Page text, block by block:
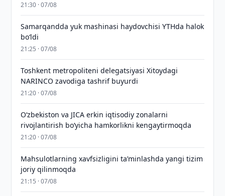
21:30 · 07/08
Samarqandda yuk mashinasi haydovchisi YTHda halok
bo‘ldi
21:25 · 07/08
Toshkent metropoliteni delegatsiyasi Xitoydagi
NARINCO zavodiga tashrif buyurdi
21:20 · 07/08
Oʻzbekiston va JICA erkin iqtisodiy zonalarni
rivojlantirish boʻyicha hamkorlikni kengaytirmoqda
21:20 · 07/08
Mahsulotlarning xavfsizligini taʼminlashda yangi tizim
joriy qilinmoqda
21:15 · 07/08